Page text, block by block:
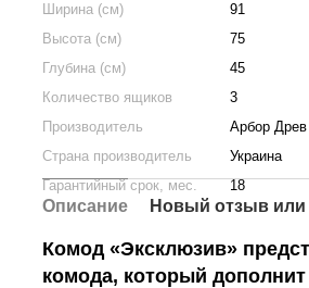
Ширина (см)
91
Высота (см)
75
Глубина (см)
45
Количество ящиков
3
Производитель
Арбор Древ
Страна производитель
Украина
Гарантийный срок, мес.
18
Описание Новый отзыв или
Комод «Эксклюзив»
комода, который